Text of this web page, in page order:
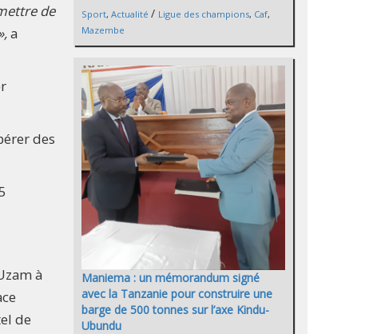
de
a
des
à
de
Sport, Actualité / Ligue des champions, Caf,
Mazembe
Maniema : un mémorandum signé
avec la Tanzanie pour construire une
barge de 500 tonnes sur l’axe Kindu-
Ubundu